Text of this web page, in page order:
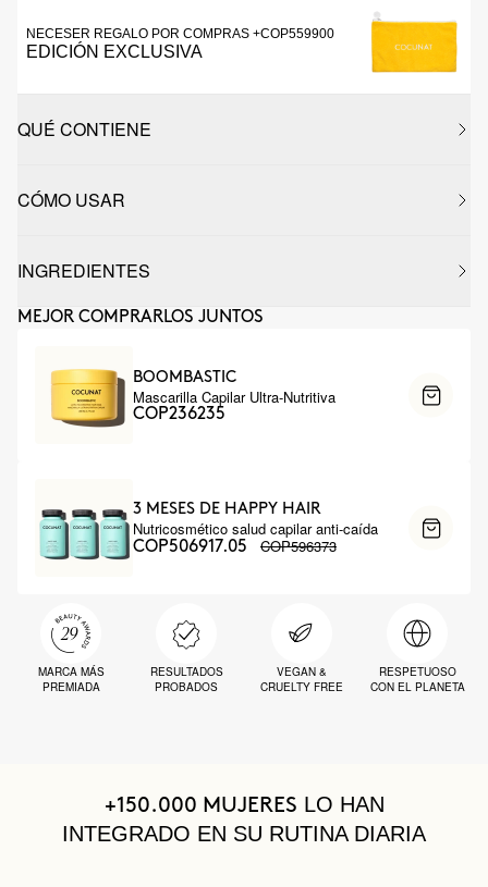
NECESER REGALO POR COMPRAS +COP559900
EDICIÓN EXCLUSIVA
QUÉ CONTIENE
CÓMO USAR
INGREDIENTES
MEJOR COMPRARLOS JUNTOS
BOOMBASTIC
Mascarilla Capilar Ultra-Nutritiva
COP236235
3 MESES DE HAPPY HAIR
Nutricosmético salud capilar anti-caída
COP506917.05 COP596373
MARCA MÁS
PREMIADA
RESULTADOS
PROBADOS
VEGAN &
CRUELTY FREE
RESPETUOSO
CON EL PLANETA
+150.000 MUJERES LO HAN
INTEGRADO EN SU RUTINA DIARIA